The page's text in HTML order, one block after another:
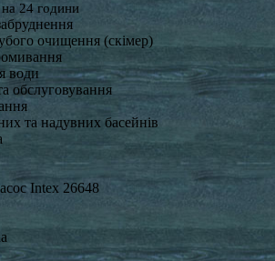
24 години
очищення (скімер)
води
обслуговування
та надувних басейнів
Intex 26648